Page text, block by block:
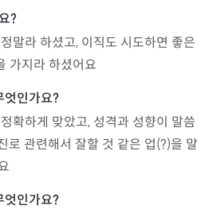
말라 하셨고, 이직도 시도하면 좋은
가지라 하셨어요
확하게 맞았고, 성격과 성향이 말씀
로 관련해서 잘할 것 같은 업(?)을 말